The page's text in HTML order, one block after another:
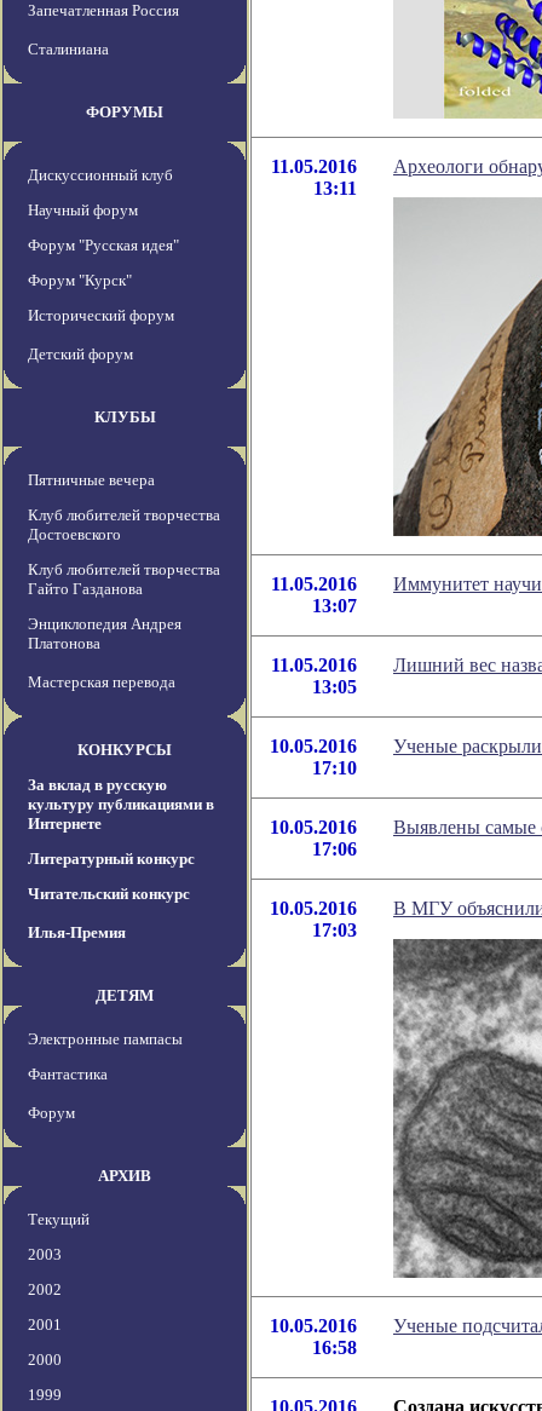
Запечатленная Россия
Сталиниана
ФОРУМЫ
Дискуссионный клуб
Научный форум
Форум "Русская идея"
Форум "Курск"
Исторический форум
Детский форум
КЛУБЫ
Пятничные вечера
Клуб любителей творчества
Достоевского
Клуб любителей творчества
Гайто Газданова
Энциклопедия Андрея
Платонова
Мастерская перевода
КОНКУРСЫ
За вклад в русскую
культуру публикациями в
Интернете
Литературный конкурс
Читательский конкурс
Илья-Премия
ДЕТЯМ
Электронные пампасы
Фантастика
Форум
АРХИВ
Текущий
2003
2002
2001
2000
1999
11.05.2016
13:11
Археологи
11.05.2016
13:07
Иммунитет
11.05.2016
13:05
Лишний вес
10.05.2016
17:10
Ученые
10.05.2016
17:06
Выявлены самые
10.05.2016
17:03
В МГУ объяснили
10.05.2016
16:58
Ученые